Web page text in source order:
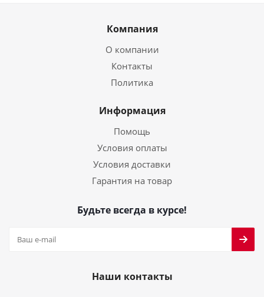
Компания
О компании
Контакты
Политика
Информация
Помощь
Условия оплаты
Условия доставки
Гарантия на товар
Будьте всегда в курсе!
Наши контакты